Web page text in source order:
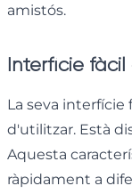
amistós.
Interfície
La seva interfície
d'utilitzar. Està
Aquesta
ràpidament a